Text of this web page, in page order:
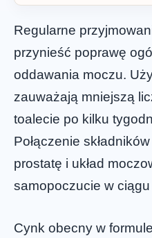
Regularne
przynieść poprawę
oddawania moczu.
zauważają mniejszą
toalecie po kilku
Połączenie
prostatę i układ
samopoczucie w ciągu
Cynk obecny w